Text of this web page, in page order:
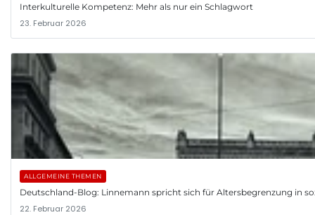
Interkulturelle Kompetenz: Mehr als nur ein Schlagwort
23. Februar 2026
ALLGEMEINE THEMEN
Deutschland-Blog: Linnemann spricht sich für Altersbegrenzung in
22. Februar 2026